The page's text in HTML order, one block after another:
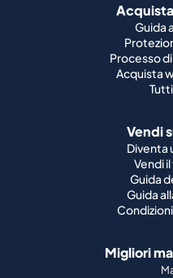
Guida
Processo
Acquista
Vendi
Diventa
Vendi
Guida
Guida
Migliori